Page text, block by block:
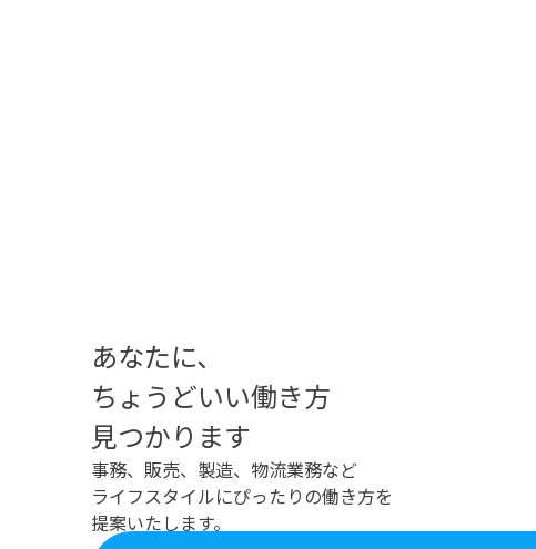
あなたに、
ちょうどいい働き方
見つかります
事務、販売、製造、物流業務など
ライフスタイルにぴったりの働き方を
提案いたします。